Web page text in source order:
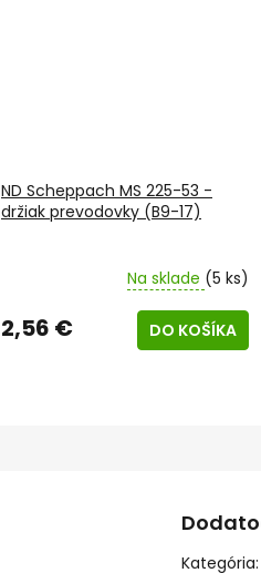
ND Scheppach MS 225-53 -
držiak prevodovky (B9-17)
Na sklade (5 ks)
2,56 € DO KOŠÍKA
Kategória: